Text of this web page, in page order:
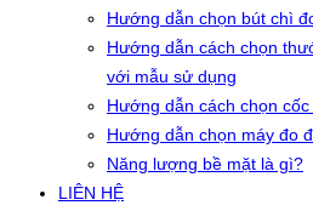
Hướng dẫn chọn bút chì
Hướng dẫn cách chọn
với mẫu sử dụng
Hướng dẫn cách chọn
Hướng dẫn chọn máy đo
Năng lượng bề mặt là gì?
LIÊN HỆ